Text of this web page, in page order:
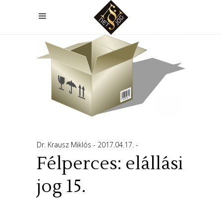
Dr. Krausz Miklós 2017.04.17.
Félperces: elállási
jog 15.